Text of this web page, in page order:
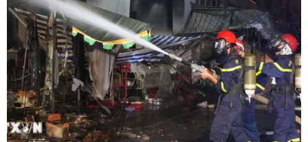
06/08/2026 04:36
Xung đột Hamas-Israel: Israel chưa
chấp thuận kế hoạch về Dải Gaza
06/08/2026 03:45